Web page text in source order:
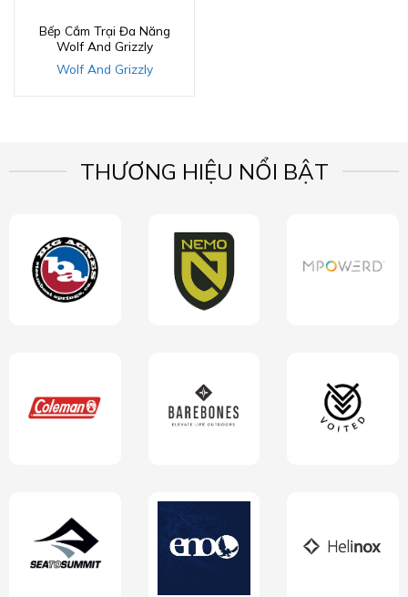
Bếp Cắm Trại Đa Năng
Wolf And Grizzly
Wolf And Grizzly
THƯƠNG HIỆU NỔI BẬT